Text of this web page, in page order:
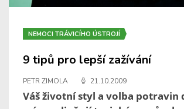
NEMOCI TRÁVICÍHO ÚSTROJÍ
9 tipů pro lepší zažívání
PETR ZIMOLA 21.10.2009
Váš životní styl a volba potravin